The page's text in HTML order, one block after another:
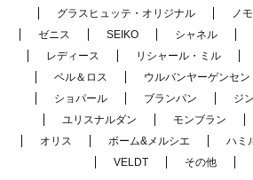
グラスヒュッテ・オリジナル
ノ
ゼニス
SEIKO シャネル
レディース
リシャール・ミル
ベル＆ロス
ウルバンヤーゲンセン
ショパール
ブランパン ジン
ユリスナルダン
モンブラン
オリス
ボーム&メルシエ ハミ
VELDT
その他